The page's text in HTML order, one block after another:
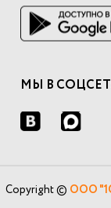
МЫ В
Copyright © ООО